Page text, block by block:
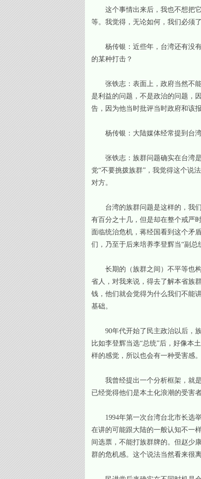
这个事情出来后，我也不想把它
等。我觉得，无论如何，我们必须
杨传银：近些年，台湾还有没有
的某种打击？
张铁志：表面上，政府当然不能
是利益的问题，不是政治的问题，
告，因为他当时批评当时政府和该
杨传银：大陆媒体经常提到台湾
张铁志：族群问题确实在台湾是
党“不要挑拨族群”，我觉得这个说
对方。
台湾的族群问题是这样的，我们
有百分之十几，但是却在整个戒严
面临统治危机，蒋经国看到这个矛
们，乃至于后来培养李登辉当“副总
长期的（族群之间）不平等也构
省人，对我来说，得去了解本省族
钱，他们就会觉得为什么我们不能
基础。
90年代开始了民主政治以后，族
比如李登辉当选“总统”后，好像本
样的感觉，所以也会有一种受害感。
我曾经提出一个分析框架，就是
已经觉得他们是本土化浪潮的受害
1994年第一次台湾台北市长选举
在讲的可能跟大陆的一般认知不一
间选票，不能打族群牌的。但赵少
群的危机感。这个说法当然看来很